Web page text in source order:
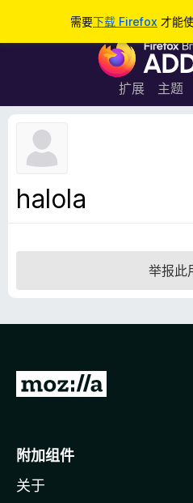
需要下载 Firefox 才能
F
r
e
加
组
扩展 主题
halola
举报此
转
o
i
附加组件
关于